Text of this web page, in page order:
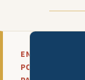
EN
POCAS
Mira